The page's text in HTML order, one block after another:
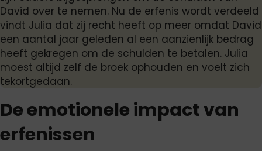
David over te nemen. Nu de erfenis wordt verdeeld
vindt Julia dat zij recht heeft op meer omdat David
een aantal jaar geleden al een aanzienlijk bedrag
heeft gekregen om de schulden te betalen. Julia
moest altijd zelf de broek ophouden en voelt zich
tekortgedaan.
De emotionele impact van
erfenissen